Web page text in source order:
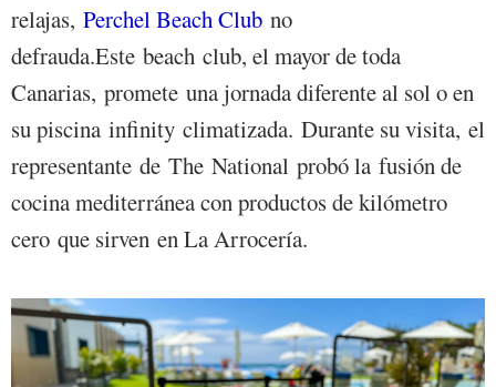
relajas, Perchel Beach Club no
defrauda.Este beach club, el mayor de toda
Canarias, promete una jornada diferente al sol o en
su piscina infinity climatizada. Durante su visita, el
representante de The National probó la fusión de
cocina mediterránea con productos de kilómetro
cero que sirven en La Arrocería.